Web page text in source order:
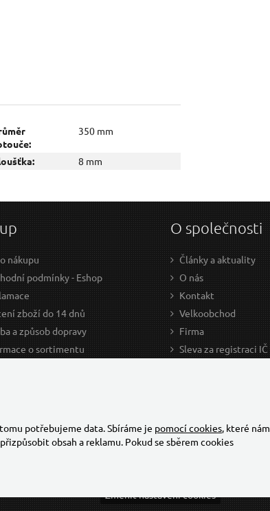
350 mm
8 mm
nákupu
podmínky - Eshop
zboží do 14 dnů
a způsob dopravy
o sortimentu
O společnosti
Články a aktuality
O nás
Kontakt
Velkoobchod
Firma
Sleva za registraci IČ
Změnit nastavení cookies
potřebujeme data. Sbíráme je pomocí cookies, které nám
obsah a reklamu. Pokud se sběrem cookies